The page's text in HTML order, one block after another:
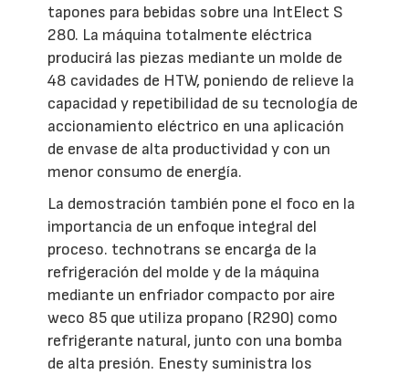
tapones para bebidas sobre una IntElect S
280. La máquina totalmente eléctrica
producirá las piezas mediante un molde de
48 cavidades de HTW, poniendo de relieve la
capacidad y repetibilidad de su tecnología de
accionamiento eléctrico en una aplicación
de envase de alta productividad y con un
menor consumo de energía.
La demostración también pone el foco en la
importancia de un enfoque integral del
proceso. technotrans se encarga de la
refrigeración del molde y de la máquina
mediante un enfriador compacto por aire
weco 85 que utiliza propano (R290) como
refrigerante natural, junto con una bomba
de alta presión. Enesty suministra los